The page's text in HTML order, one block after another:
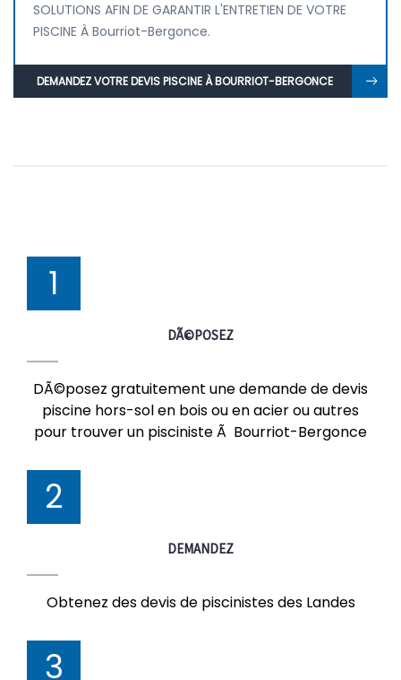
SOLUTIONS AFIN DE GARANTIR L'ENTRETIEN DE VOTRE
PISCINE À Bourriot-Bergonce.
DEMANDEZ VOTRE DEVIS PISCINE À BOURRIOT-BERGONCE
1
DÃ©POSEZ
DÃ©posez gratuitement une demande de devis
piscine hors-sol en bois ou en acier ou autres
pour trouver un pisciniste Ã Bourriot-Bergonce
2
DEMANDEZ
Obtenez des devis de piscinistes des Landes
3